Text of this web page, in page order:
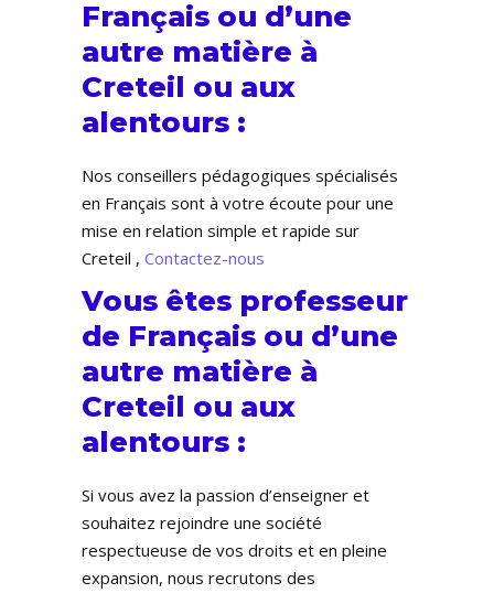
Français ou d’une
autre matière à
Creteil ou aux
alentours :
Nos conseillers pédagogiques spécialisés
en Français sont à votre écoute pour une
mise en relation simple et rapide sur
Creteil , Contactez-nous
Vous êtes professeur
de Français ou d’une
autre matière à
Creteil ou aux
alentours :
Si vous avez la passion d’enseigner et
souhaitez rejoindre une société
respectueuse de vos droits et en pleine
expansion, nous recrutons des